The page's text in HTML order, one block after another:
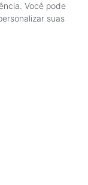
Você pode
suas